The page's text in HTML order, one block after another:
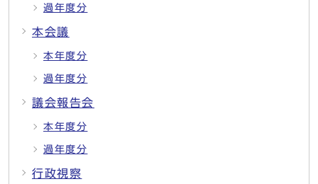
過年度分
本会議
本年度分
過年度分
議会報告会
本年度分
過年度分
行政視察